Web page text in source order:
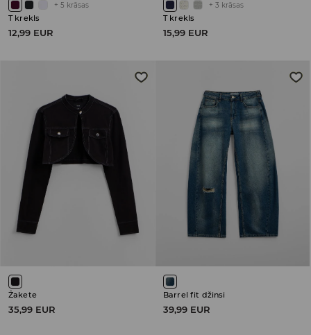
+ 5 krāsas
T krekls
12,99 EUR
+ 3 krāsas
T krekls
15,99 EUR
Žakete
35,99 EUR
Barrel fit džinsi
39,99 EUR